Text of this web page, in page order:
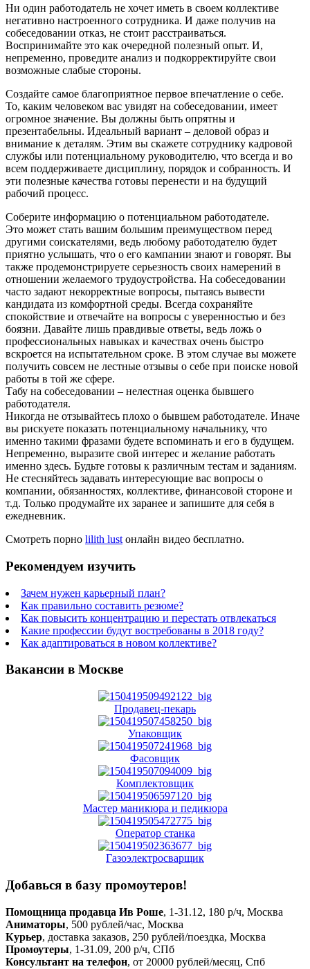
Ни один работодатель не хочет иметь в своем коллективе
негативно настроенного сотрудника. И даже получив на
собеседовании отказ, не стоит расстраиваться.
Воспринимайте это как очередной полезный опыт. И,
непременно, проведите анализ и подкорректируйте свои
возможные слабые стороны.
Создайте самое благоприятное первое впечатление о себе.
То, каким человеком вас увидят на собеседовании, имеет
огромное значение. Вы должны быть опрятны и
презентабельны. Идеальный вариант – деловой образ и
внимание к деталям. Этим вы скажете сотруднику кадровой
службы или потенциальному руководителю, что всегда и во
всем поддерживаете дисциплину, порядок и собранность. И
эти полезные качества готовы перенести и на будущий
рабочий процесс.
Соберите информацию о потенциальном работодателе.
Это может стать вашим большим преимуществом перед
другими соискателями, ведь любому работодателю будет
приятно услышать, что о его кампании знают и говорят. Вы
также продемонстрируете серьезность своих намерений в
отношении желаемого трудоустройства. На собеседовании
часто задают некорректные вопросы, пытаясь вывести
кандидата из комфортной среды. Всегда сохраняйте
спокойствие и отвечайте на вопросы с уверенностью и без
боязни. Давайте лишь правдивые ответы, ведь ложь о
профессиональных навыках и качествах очень быстро
вскроется на испытательном сроке. В этом случае вы можете
получить совсем не лестные отзывы о себе при поиске новой
работы в той же сфере.
Табу на собеседовании – нелестная оценка бывшего
работодателя.
Никогда не отзывайтесь плохо о бывшем работодателе. Иначе
вы рискуете показать потенциальному начальнику, что
именно такими фразами будете вспоминать и его в будущем.
Непременно, выразите свой интерес и желание работать
именно здесь. Будьте готовы к различным тестам и заданиям.
Не стесняйтесь задавать интересующие вас вопросы о
компании, обязанностях, коллективе, финансовой стороне и
т.д. Только продумайте их заранее и запишите для себя в
ежедневник.
Смотреть порно lilith lust онлайн видео бесплатно.
Рекомендуем изучить
Зачем нужен карьерный план?
Как правильно составить резюме?
Как повысить концентрацию и перестать отвлекаться
Какие профессии будут востребованы в 2018 году?
Как адаптироваться в новом коллективе?
Вакансии в Москве
Продавец-пекарь
Упаковщик
Фасовщик
Комплектовщик
Мастер маникюра и педикюра
Оператор станка
Газоэлектросварщик
Добавься в базу промоутеров!
Помощница продавца Ив Роше, 1-31.12, 180 р/ч, Москва
Аниматоры, 500 рублей/час, Москва
Курьер, доставка заказов, 250 рублей/поездка, Москва
Промоутеры, 1-31.09, 200 р/ч, СПб
Консультант на телефон, от 20000 рублей/месяц, Спб